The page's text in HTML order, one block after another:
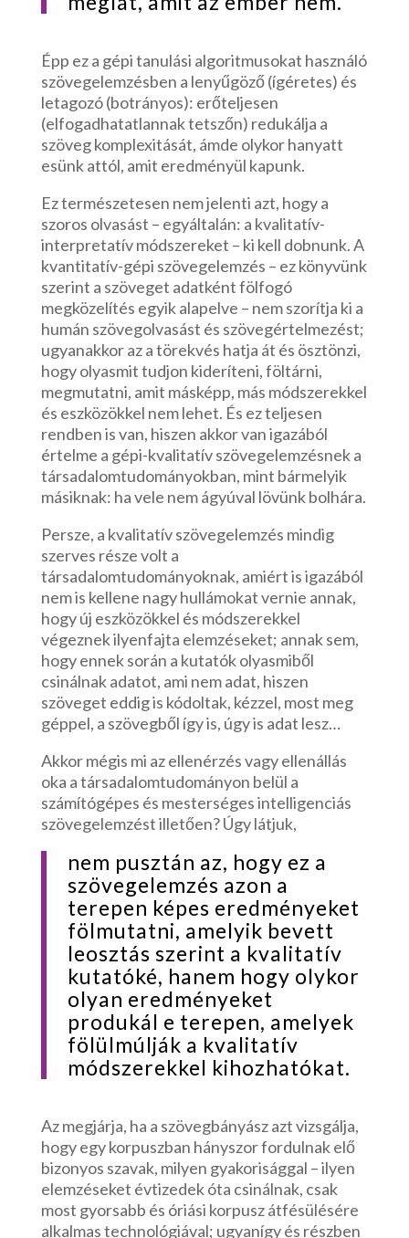
Épp ez a gépi tanulási algoritmusokat használó
szövegelemzésben a lenyűgöző (ígéretes) és
letagozó (botrányos): erőteljesen
(elfogadhatatlannak tetszőn) redukálja a
szöveg komplexitását, ámde olykor hanyatt
esünk attól, amit eredményül kapunk.
Ez természetesen nem jelenti azt, hogy a
szoros olvasást – egyáltalán: a kvalitatív-
interpretatív módszereket – ki kell dobnunk. A
kvantitatív-gépi szövegelemzés – ez könyvünk
szerint a szöveget adatként fölfogó
megközelítés egyik alapelve – nem szorítja ki a
humán szövegolvasást és szövegértelmezést;
ugyanakkor az a törekvés hatja át és ösztönzi,
hogy olyasmit tudjon kideríteni, föltárni,
megmutatni, amit másképp, más módszerekkel
és eszközökkel nem lehet. És ez teljesen
rendben is van, hiszen akkor van igazából
értelme a gépi-kvalitatív szövegelemzésnek a
társadalomtudományokban, mint bármelyik
másiknak: ha vele nem ágyúval lövünk bolhára.
Persze, a kvalitatív szövegelemzés mindig
szerves része volt a
társadalomtudományoknak, amiért is igazából
nem is kellene nagy hullámokat vernie annak,
hogy új eszközökkel és módszerekkel
végeznek ilyenfajta elemzéseket; annak sem,
hogy ennek során a kutatók olyasmiből
csinálnak adatot, ami nem adat, hiszen
szöveget eddig is kódoltak, kézzel, most meg
géppel, a szövegből így is, úgy is adat lesz…
Akkor mégis mi az ellenérzés vagy ellenállás
oka a társadalomtudományon belül a
számítógépes és mesterséges intelligenciás
szövegelemzést illetően? Úgy látjuk,
nem pusztán az, hogy ez a
szövegelemzés azon a
terepen képes eredményeket
fölmutatni, amelyik bevett
leosztás szerint a kvalitatív
kutatóké, hanem hogy olykor
olyan eredményeket
produkál e terepen, amelyek
fölülmúlják a kvalitatív
módszerekkel kihozhatókat.
Az megjárja, ha a szövegbányász azt vizsgálja,
hogy egy korpuszban hányszor fordulnak elő
bizonyos szavak, milyen gyakorisággal – ilyen
elemzéseket évtizedek óta csinálnak, csak
most gyorsabb és óriási korpusz átfésülésére
alkalmas technológiával; ugyanígy és részben